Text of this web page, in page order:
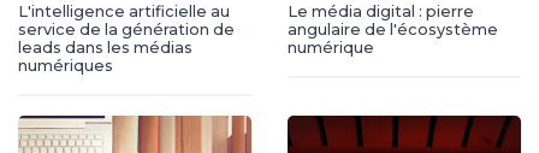
L'intelligence artificielle au
service de la génération de
leads dans les médias
numériques
Le média digital : pierre
angulaire de l'écosystème
numérique